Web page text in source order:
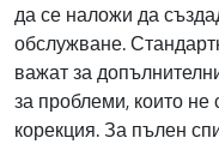
да се наложи да
обслужване.
важат за
за проблеми, които не
корекция. За пълен